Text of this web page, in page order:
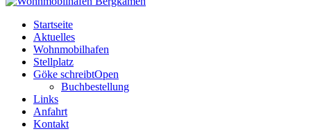
Startseite
Aktuelles
Wohnmobilhafen
Stellplatz
Göke schreibtOpen
Buchbestellung
Links
Anfahrt
Kontakt